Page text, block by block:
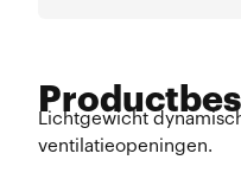
Lichtgewicht
ventilatieopeningen.